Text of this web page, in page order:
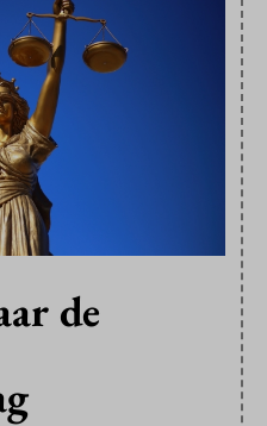
de